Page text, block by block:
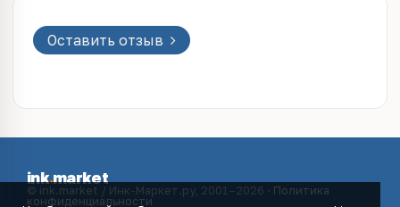
Оставить отзыв
ink.market
© ink.market / Инк-Маркет.ру, 2001–2026 · Политика
конфиденциальности